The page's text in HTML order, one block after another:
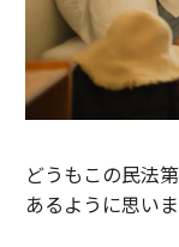
どうもこの民法
あるように思いま